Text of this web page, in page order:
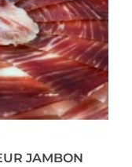
JAMBON